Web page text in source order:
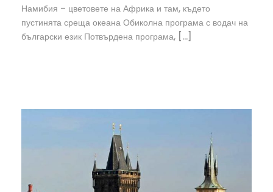
Намибия – цветовете на Африка и там, където
пустинята среща океана Обиколна програма с водач на
български език Потвърдена програма, […]